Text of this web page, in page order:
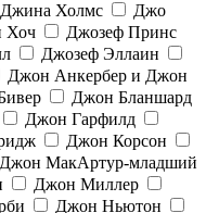
Джина Холмс
Джо
Хоч
Джозеф Принс
Джозеф Эллаин
Джон Анкербер и Джон
Джон Бланшард
Джон Гарфилд
Джон Корсон
Джон МакАртур-младший
Джон Миллер
Джон Ньютон